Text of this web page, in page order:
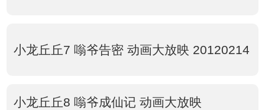
小龙丘丘7 嗡爷告密 动画大放映 20120214
小龙丘丘8 嗡爷成仙记 动画大放映